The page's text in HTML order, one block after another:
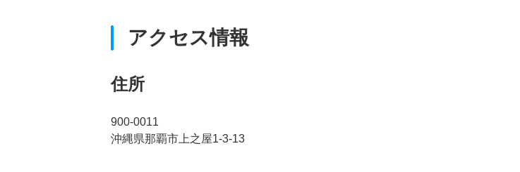
アクセス情報
住所
900-0011
沖縄県那覇市上之屋1-3-13